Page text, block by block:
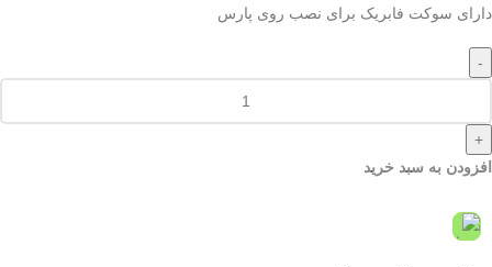
دارای سوکت فابریک برای نصب روی پارس
-
+
افزودن به سبد خرید